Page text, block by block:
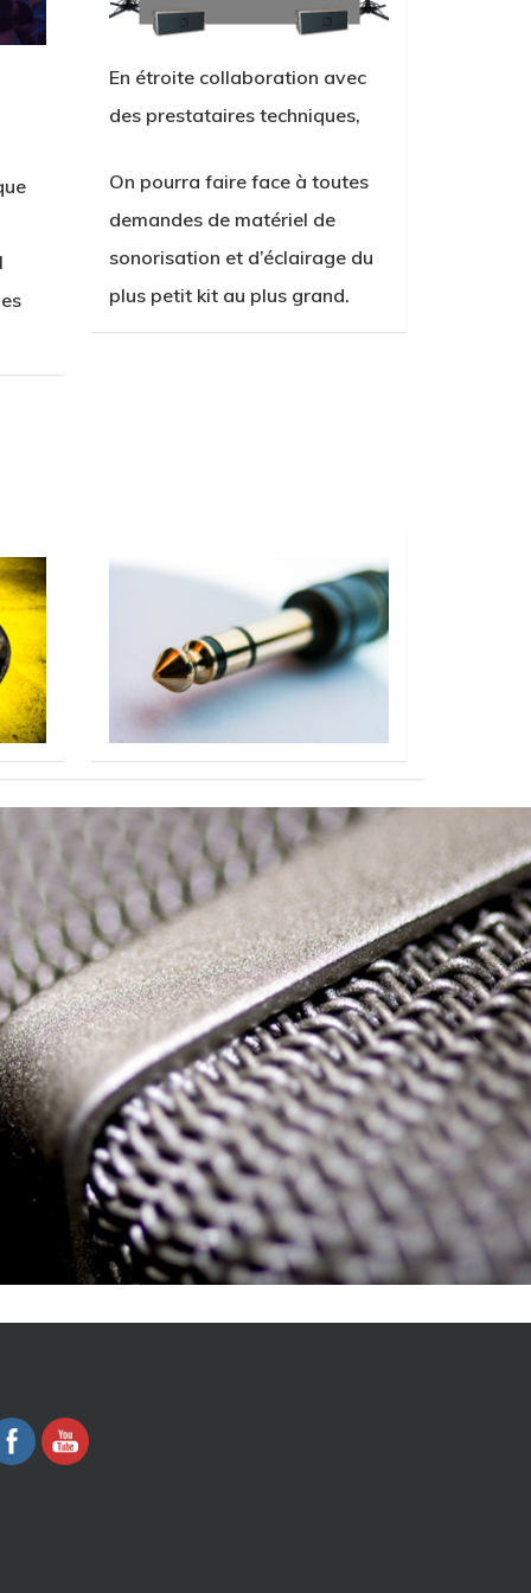
En étroite collaboration avec
des prestataires techniques,
On pourra faire face à toutes
demandes de matériel de
sonorisation et d’éclairage du
plus petit kit au plus grand.